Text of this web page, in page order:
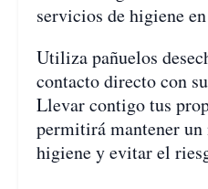
servicios de higiene
Utiliza pañuelos
contacto directo con
Llevar contigo tus
permitirá mantener un
higiene y evitar el